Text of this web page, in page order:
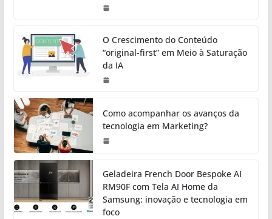
O Crescimento do Conteúdo
“original-first” em Meio à Saturação
da IA
Como acompanhar os avanços da
tecnologia em Marketing?
Geladeira French Door Bespoke AI
RM90F com Tela AI Home da
Samsung: inovação e tecnologia em
foco